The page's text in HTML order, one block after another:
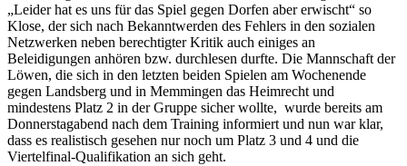
„Leider hat es uns für das Spiel gegen Dorfen aber erwischt“ so
Klose, der sich nach Bekanntwerden des Fehlers in den sozialen
Netzwerken neben berechtigter Kritik auch einiges an
Beleidigungen anhören bzw. durchlesen durfte. Die Mannschaft der
Löwen, die sich in den letzten beiden Spielen am Wochenende
gegen Landsberg und in Memmingen das Heimrecht und
mindestens Platz 2 in der Gruppe sicher wollte, wurde bereits am
Donnerstagabend nach dem Training informiert und nun war klar,
dass es realistisch gesehen nur noch um Platz 3 und 4 und die
Viertelfinal-Qualifikation an sich geht.